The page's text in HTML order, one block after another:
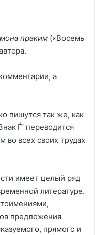
праким («Восемь
а
пишутся так же, как
Ѓʼ переводится
во всех своих трудах
имеет целый ряд
литературе.
предложения
прямого и